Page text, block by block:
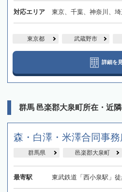
対応エリア 東京、千葉、神奈川、
東京都 武蔵野市
詳細を
群馬 邑楽郡大泉町所在・近
森・白澤・米澤合同事務
群馬県 邑楽郡大泉町
最寄駅 東武鉄道「西小泉駅」徒